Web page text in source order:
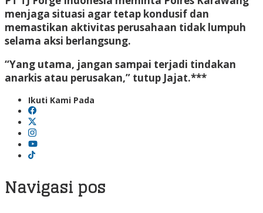
menjaga situasi agar tetap kondusif dan
memastikan aktivitas perusahaan tidak lumpuh
selama aksi berlangsung.
“Yang utama, jangan sampai terjadi tindakan
anarkis atau perusakan,” tutup Jajat.***
Ikuti Kami Pada
Navigasi pos